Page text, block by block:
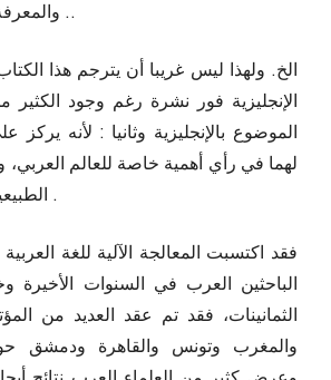
والمعرفة الإجرائية والمعلنة ..
الخ. ولهذا ليس غريبا أن يترجم هذا
الإنجليزية فور نشرة رغم وجود
الموضوع بالإنجليزية وثانيا : لأنه
لهما في رأي أهمية خاصة للعالم العربي،
الطبيعية والأنظمة الخبيرة .
فقد اكتسبت المعالجة الآلية للغة
الباحثين العرب في السنوات
الثمانينات، فقد تم عقد العديد من
والمغرب وتونس والقاهرة ودمشق